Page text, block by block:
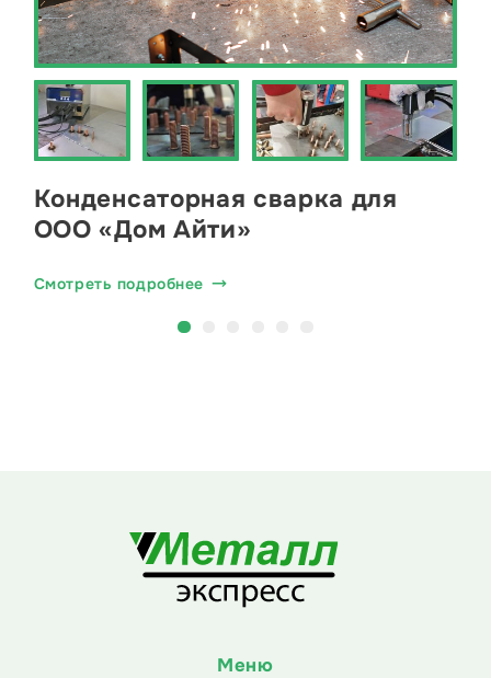
Конденсаторная сварка для
ООО «Дом Айти»
Смотреть подробнее
Меню